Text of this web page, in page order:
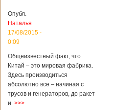
Китайским
археологам
обнаружить
крупнейший рудник
по добыче бирюзы
на территории
Уйгурского
автономного
Опубл.
Наталья
17/08/2015 -
0:09
Общеизвестный факт, что
Китай – это мировая фабрика.
Здесь производиться
абсолютно все – начиная с
трусов и генераторов, до ракет
и >>>